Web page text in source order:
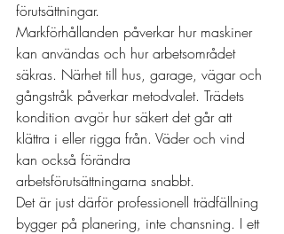
förutsättningar.
Markförhållanden påverkar hur maskiner
kan användas och hur arbetsområdet
säkras. Närhet till hus, garage, vägar och
gångstråk påverkar metodvalet. Trädets
kondition avgör hur säkert det går att
klättra i eller rigga från. Väder och vind
kan också förändra
arbetsförutsättningarna snabbt.
Det är just därför professionell trädfällning
bygger på planering, inte chansning. I ett